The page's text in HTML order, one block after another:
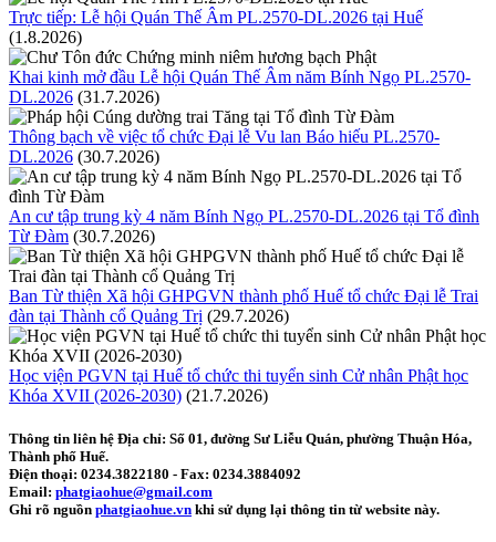
Trực tiếp: Lễ hội Quán Thế Âm PL.2570-DL.2026 tại Huế
(1.8.2026)
Khai kinh mở đầu Lễ hội Quán Thế Âm năm Bính Ngọ PL.2570-
DL.2026 (31.7.2026)
Thông bạch về việc tổ chức Đại lễ Vu lan Báo hiếu PL.2570-
DL.2026 (30.7.2026)
An cư tập trung kỳ 4 năm Bính Ngọ PL.2570-DL.2026 tại Tổ đình
Từ Đàm (30.7.2026)
Ban Từ thiện Xã hội GHPGVN thành phố Huế tổ chức Đại lễ Trai
đàn tại Thành cổ Quảng Trị (29.7.2026)
Học viện PGVN tại Huế tổ chức thi tuyển sinh Cử nhân Phật học
Khóa XVII (2026-2030) (21.7.2026)
Thông tin liên hệ Địa chỉ: Số 01, đường Sư Liễu Quán, phường Thuận Hóa,
Thành phố Huế.
Điện thoại: 0234.3822180 - Fax: 0234.3884092
Email: phatgiaohue@gmail.com
Ghi rõ nguồn phatgiaohue.vn khi sử dụng lại thông tin từ website này.